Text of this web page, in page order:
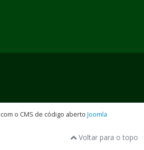
o CMS de código aberto Joomla
Voltar para o topo